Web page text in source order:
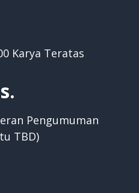
Karya Teratas
Pengumuman
TBD)